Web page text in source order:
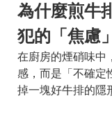
為什麼煎牛
犯的「焦慮
在廚房的煙硝味中
感，而是「不確定
掉一塊好牛排的隱